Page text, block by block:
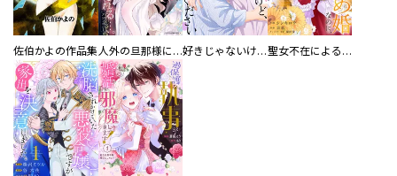
佐伯かよの作品集 人外の旦那様に娶られ毎晩ナカまで愛される…。アンソロジー 好きじゃないけど、抱いてください【電子単行本版／特典おまけ付き】 聖女不在による仮初め婚なのに、不器用な王太子に溺愛されています【電子単行本版／特典おまけ付き】